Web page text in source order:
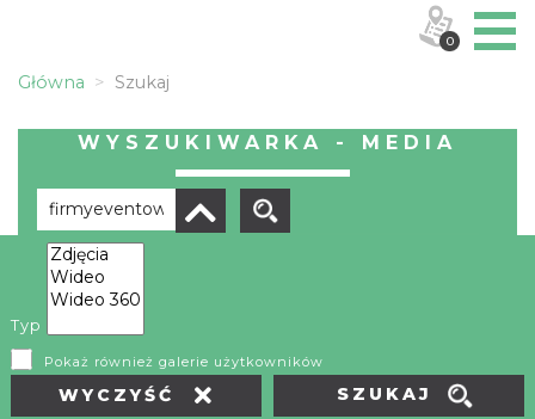
Główna Szukaj
WYSZUKIWARKA - MEDIA
Typ
Pokaż również galerie użytkowników
WYCZYŚĆ SZUKAJ
Brak wyników
0